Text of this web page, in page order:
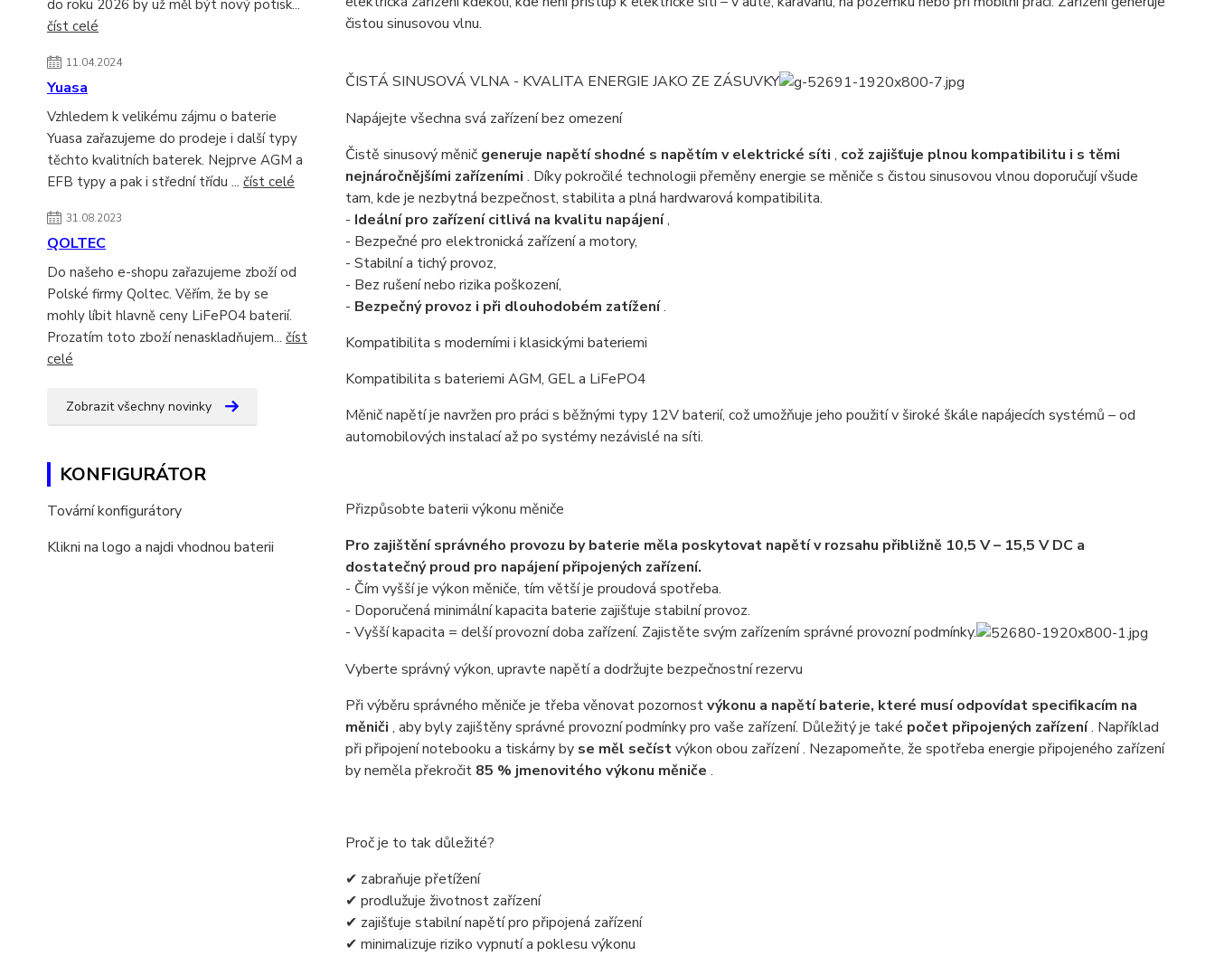
do roku 2026 by už měl být nový potisk...
číst celé
11.04.2024
Yuasa
Vzhledem k velikému zájmu o baterie
Yuasa zařazujeme do prodeje i další typy
těchto kvalitních baterek. Nejprve AGM a
EFB typy a pak i střední třídu ... číst celé
31.08.2023
QOLTEC
Do našeho e-shopu zařazujeme zboží od
Polské firmy Qoltec. Věřím, že by se
mohly líbit hlavně ceny LiFePO4 baterií.
Prozatím toto zboží nenaskladňujem... číst
celé
Zobrazit všechny novinky
KONFIGURÁTOR
Tovární konfigurátory
Klikni na logo a najdi vhodnou baterii
čistou sinusovou vlnu.
ČISTÁ SINUSOVÁ VLNA - KVALITA ENERGIE JAKO ZE ZÁSUVKY
Napájejte všechna svá zařízení bez omezení
Čistě sinusový měnič generuje napětí shodné s napětím v elektrické síti , což zajišťuje plnou kompatibilitu i s těmi
nejnáročnějšími zařízeními . Díky pokročilé technologii přeměny energie se měniče s čistou sinusovou vlnou doporučují všude
tam, kde je nezbytná bezpečnost, stabilita a plná hardwarová kompatibilita.
- Ideální pro zařízení citlivá na kvalitu napájení,
- Bezpečné pro elektronická zařízení a motory,
- Stabilní a tichý provoz,
- Bez rušení nebo rizika poškození,
- Bezpečný provoz i při dlouhodobém zatížení.
Kompatibilita s moderními i klasickými bateriemi
Kompatibilita s bateriemi AGM, GEL a LiFePO4
Měnič napětí je navržen pro práci s běžnými typy 12V baterií, což umožňuje jeho použití v široké škále napájecích systémů – od
automobilových instalací až po systémy nezávislé na síti.
Přizpůsobte baterii výkonu měniče
Pro zajištění správného provozu by baterie měla poskytovat napětí v rozsahu přibližně 10,5 V – 15,5 V DC a
dostatečný proud pro napájení připojených zařízení.
- Čím vyšší je výkon měniče, tím větší je proudová spotřeba.
- Doporučená minimální kapacita baterie zajišťuje stabilní provoz.
- Vyšší kapacita = delší provozní doba zařízení. Zajistěte svým zařízením správné provozní podmínky.
Vyberte správný výkon, upravte napětí a dodržujte bezpečnostní rezervu
Při výběru správného měniče je třeba věnovat pozornostvýkonu a napětí baterie, které musí odpovídat specifikacím na
měniči , aby byly zajištěny správné provozní podmínky pro vaše zařízení. Důležitý je také počet připojených zařízení. Například
při připojení notebooku a tiskárny by se měl sečístvýkon obou zařízení . Nezapomeňte, že spotřeba energie připojeného zařízení
by neměla překročit 85 % jmenovitého výkonu měniče .
Proč je to tak důležité?
✔ zabraňuje přetížení
✔ prodlužuje životnost zařízení
✔ zajišťuje stabilní napětí pro připojená zařízení
✔ minimalizuje riziko vypnutí a poklesu výkonu